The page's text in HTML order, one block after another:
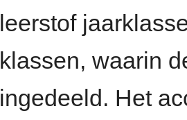
leerstof
klassen, waarin
ingedeeld. Het